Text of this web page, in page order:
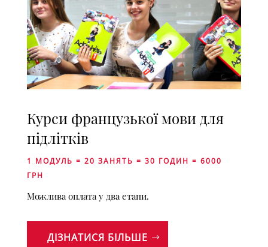
Курси французької мови для
підлітків
1 МОДУЛЬ = 20 ЗАНЯТЬ = 30 ГОДИН = 6000
ГРН
Можлива оплата у два етапи.
ДІЗНАТИСЯ БІЛЬШЕ